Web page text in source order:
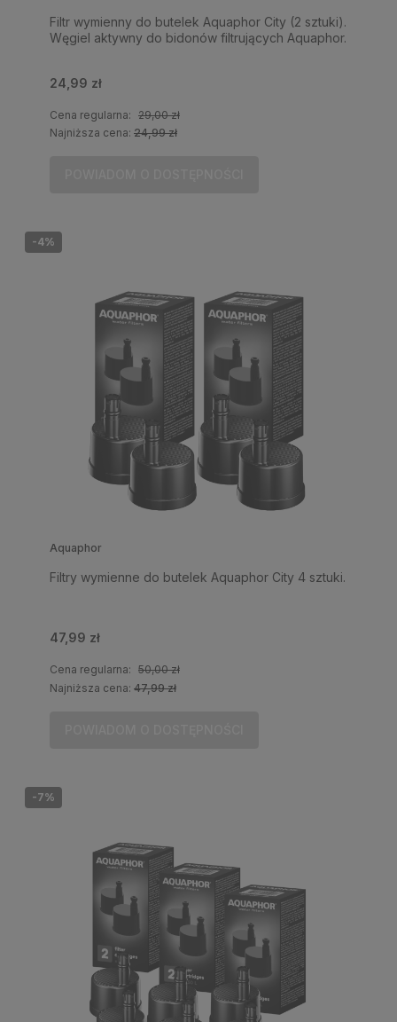
Filtr wymienny do butelek Aquaphor City (2 sztuki).
Węgiel aktywny do bidonów filtrujących Aquaphor.
24,99 zł
Cena regularna: 29,00 zł
Najniższa cena: 24,99 zł
Aquaphor
Filtry wymienne do butelek Aquaphor City 4 sztuki.
47,99 zł
Cena regularna: 50,00 zł
Najniższa cena: 47,99 zł
-4%
-7%